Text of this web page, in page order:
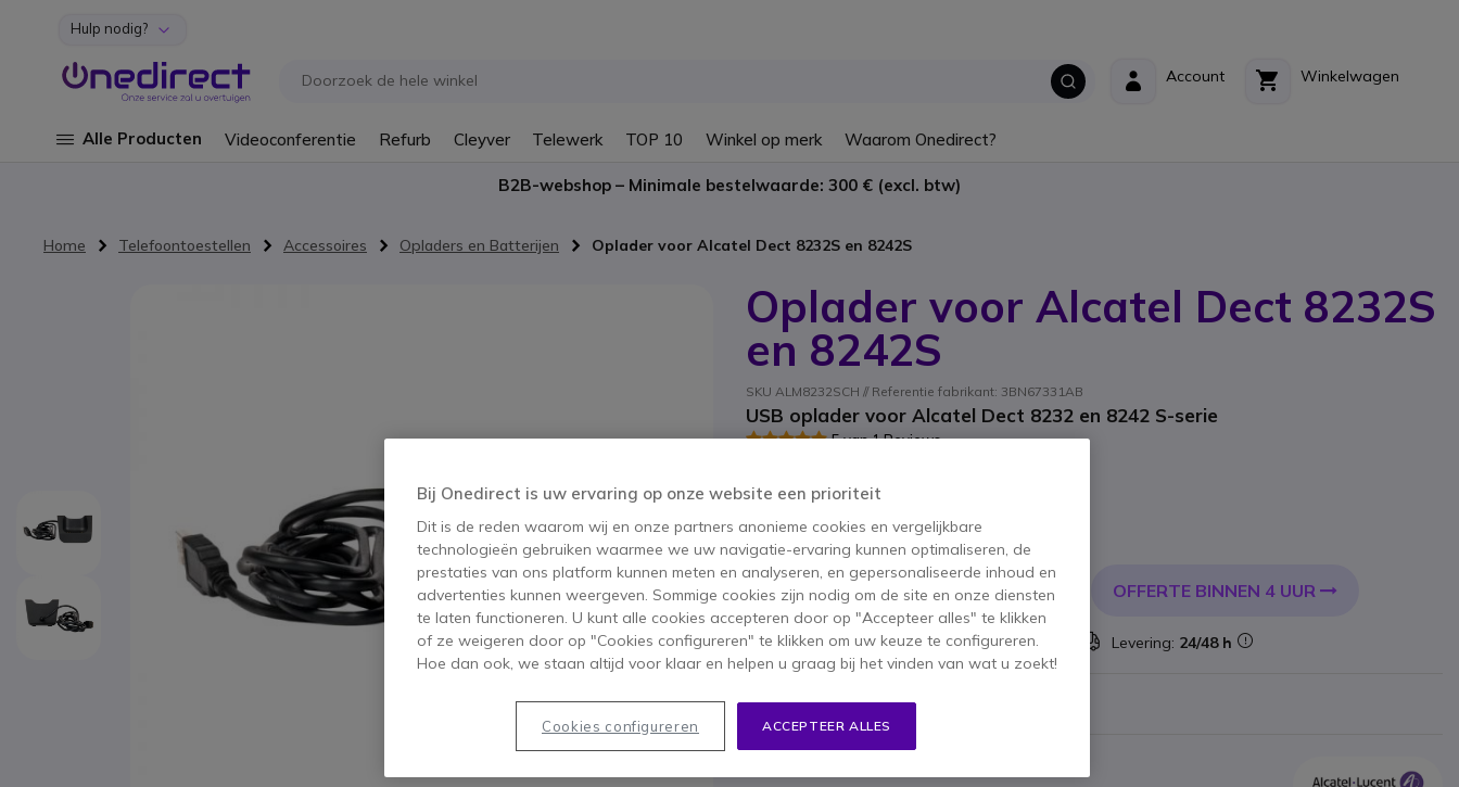
Ga naar de inhoud
Hulp nodig?
Winkelwagen
Account
Alle Producten Videoconferentie Refurb Cleyver Telewerk TOP 10 Winkel op merk Waarom Onedirect?
B2B-webshop – Minimale bestelwaarde: 300 € (excl. btw)
Home Telefoontoestellen Accessoires Opladers en Batterijen Oplader voor Alcatel Dect 8232S en 8242S
Oplader voor Alcatel Dect 8232S
en 8242S
SKU ALM8232SCH // Referentie fabrikant: 3BN67331AB
USB oplader voor Alcatel Dect 8232 en 8242 S-serie
5 van 1 Reviews
30,95 € ex. BTW - 37,45 €
Aantal
IN WINKELWAGEN OFFERTE BINNEN 4 UUR
Meer dan100 productenop voorraad Levering: 24/48 h
1 jaarFabrieksgarantie
Bij Onedirect is uw ervaring op onze website een prioriteit
Dit is de reden waarom wij en onze partners anonieme cookies en vergelijkbare
technologieën gebruiken waarmee we uw navigatie-ervaring kunnen optimaliseren, de
prestaties van ons platform kunnen meten en analyseren, en gepersonaliseerde inhoud en
advertenties kunnen weergeven. Sommige cookies zijn nodig om de site en onze diensten
te laten functioneren. U kunt alle cookies accepteren door op "Accepteer alles" te klikken
of ze weigeren door op "Cookies configureren" te klikken om uw keuze te configureren.
Hoe dan ook, we staan altijd voor klaar en helpen u graag bij het vinden van wat u zoekt!
ACCEPTEER ALLES
Cookies configureren